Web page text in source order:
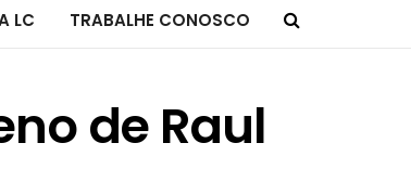
LC TRABALHE CONOSCO
de Raul